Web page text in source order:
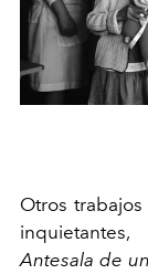
Otros
Antesala de